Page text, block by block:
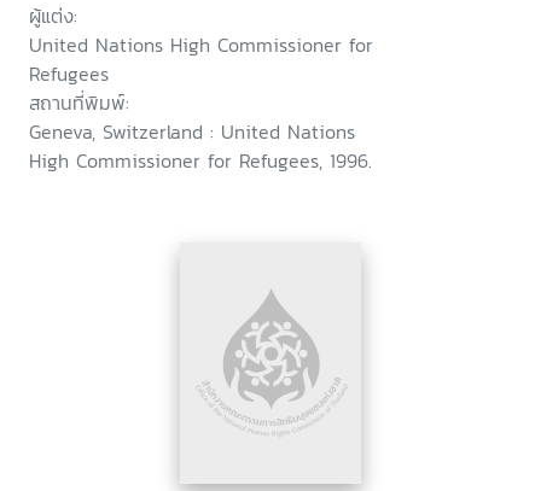
ผู้แต่ง:
United Nations High Commissioner for
Refugees
สถานที่พิมพ์:
Geneva, Switzerland : United Nations
High Commissioner for Refugees, 1996.